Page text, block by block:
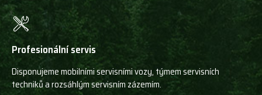
Profesionální servis
Disponujeme mobilními servisními vozy, týmem servisních
techniků a rozsáhlým servisním zázemím.